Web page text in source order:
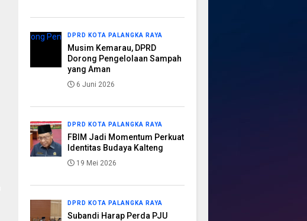
DPRD KOTA PALANGKA RAYA
Musim Kemarau, DPRD
Dorong Pengelolaan Sampah
yang Aman
6 Juni 2026
DPRD KOTA PALANGKA RAYA
FBIM Jadi Momentum Perkuat
Identitas Budaya Kalteng
19 Mei 2026
DPRD KOTA PALANGKA RAYA
Subandi Harap Perda PJU